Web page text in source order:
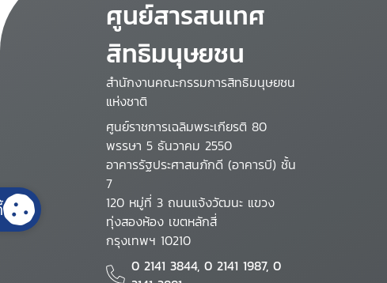
ศูนย์สารสนเทศ
สิทธิมนุษยชน
สำนักงานคณะกรรมการสิทธิมนุษยชน
แห่งชาติ
ศูนย์ราชการเฉลิมพระเกียรติ 80
พรรษา 5 ธันวาคม 2550
อาคารรัฐประศาสนภักดี (อาคารบี) ชั้น
7
120 หมู่ที่ 3 ถนนแจ้งวัฒนะ แขวง
ทุ่งสองห้อง เขตหลักสี่
กรุงเทพฯ 10210
0 2141 3844, 0 2141 1987, 0